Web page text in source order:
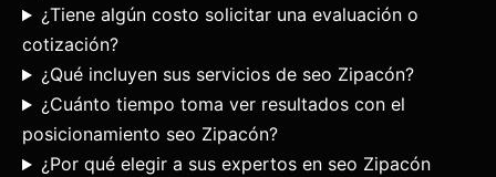
¿Tiene algún costo solicitar una evaluación o
cotización?
¿Qué incluyen sus servicios de seo Zipacón?
¿Cuánto tiempo toma ver resultados con el
posicionamiento seo Zipacón?
¿Por qué elegir a sus expertos en seo Zipacón